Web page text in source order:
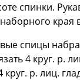
спинки.
края
спицы
4 круг. р.
р. лиц.